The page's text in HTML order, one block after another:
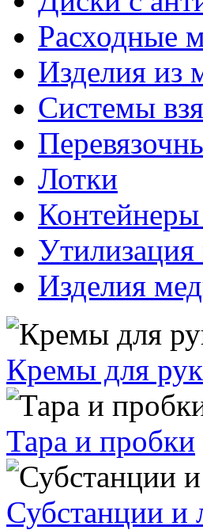
Расходные
Изделия из
Системы
Лотки
Контейнеры
Изделия
Кремы для рук
Тара и пробки
Субстанции и